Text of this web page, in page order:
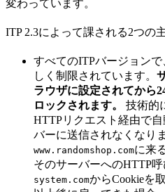
変わっています。
ITP 2.3によって課される2つの
すべてのITPバージョン
しく制限されています。
ラウザに設定されてから
ロックされます。
技術的
HTTPリクエスト経由で
バーに送信されなくなり
www.randomshop.comに来
そのサーバーへのHTTP
system.comからCookieを